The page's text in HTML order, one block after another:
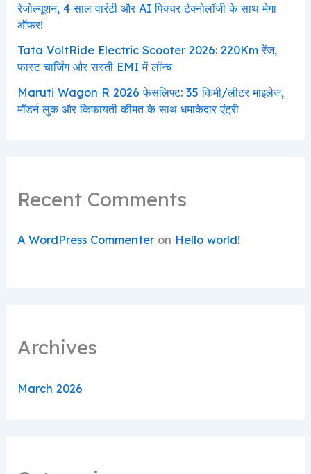
रेजोल्यूशन, 4 साल वारंटी और AI पिक्चर टेक्नोलॉजी के साथ मेगा
ऑफर!
Tata VoltRide Electric Scooter 2026: 220Km रेंज,
फास्ट चार्जिंग और सस्ती EMI में लॉन्च
Maruti Wagon R 2026 फेसलिफ्ट: 35 किमी/लीटर माइलेज,
मॉडर्न लुक और किफायती कीमत के साथ धमाकेदार एंट्री
Recent Comments
A WordPress Commenteron Hello world!
Archives
March 2026